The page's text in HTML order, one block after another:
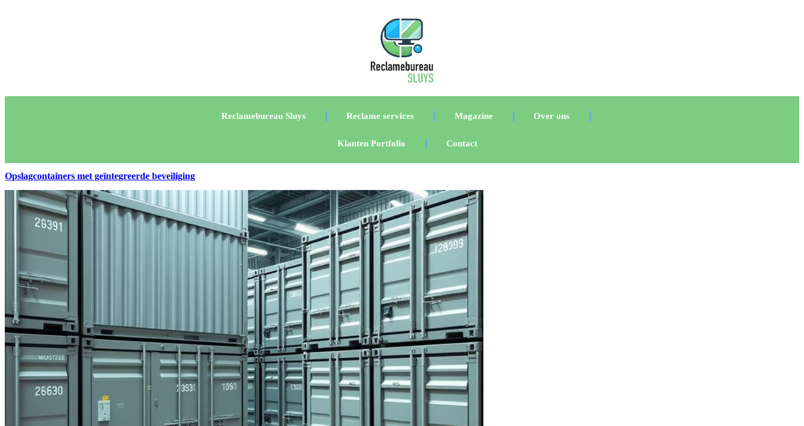
Reclamebureau Sluys Reclame services Magazine Over ons
Klanten Portfolio Contact
Opslagcontainers met geïntegreerde beveiliging